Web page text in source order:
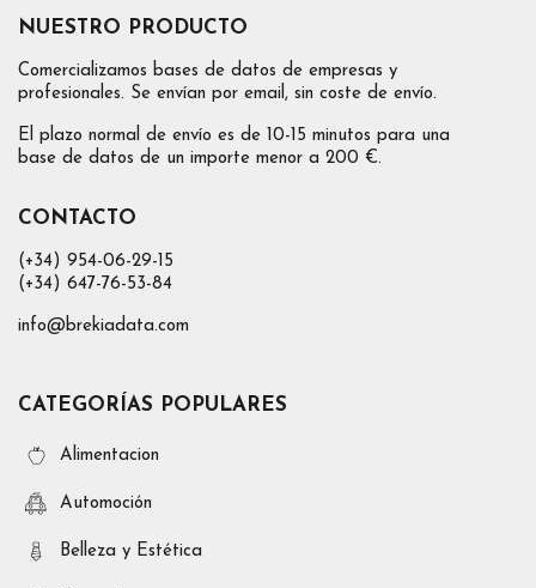
NUESTRO PRODUCTO
Comercializamos bases de datos de empresas y
profesionales. Se envían por email, sin coste de envío.
El plazo normal de envío es de 10-15 minutos para una
base de datos de un importe menor a 200 €.
CONTACTO
(+34) 954-06-29-15
(+34) 647-76-53-84
info@brekiadata.com
CATEGORÍAS POPULARES
Alimentacion
Automoción
Belleza y Estética